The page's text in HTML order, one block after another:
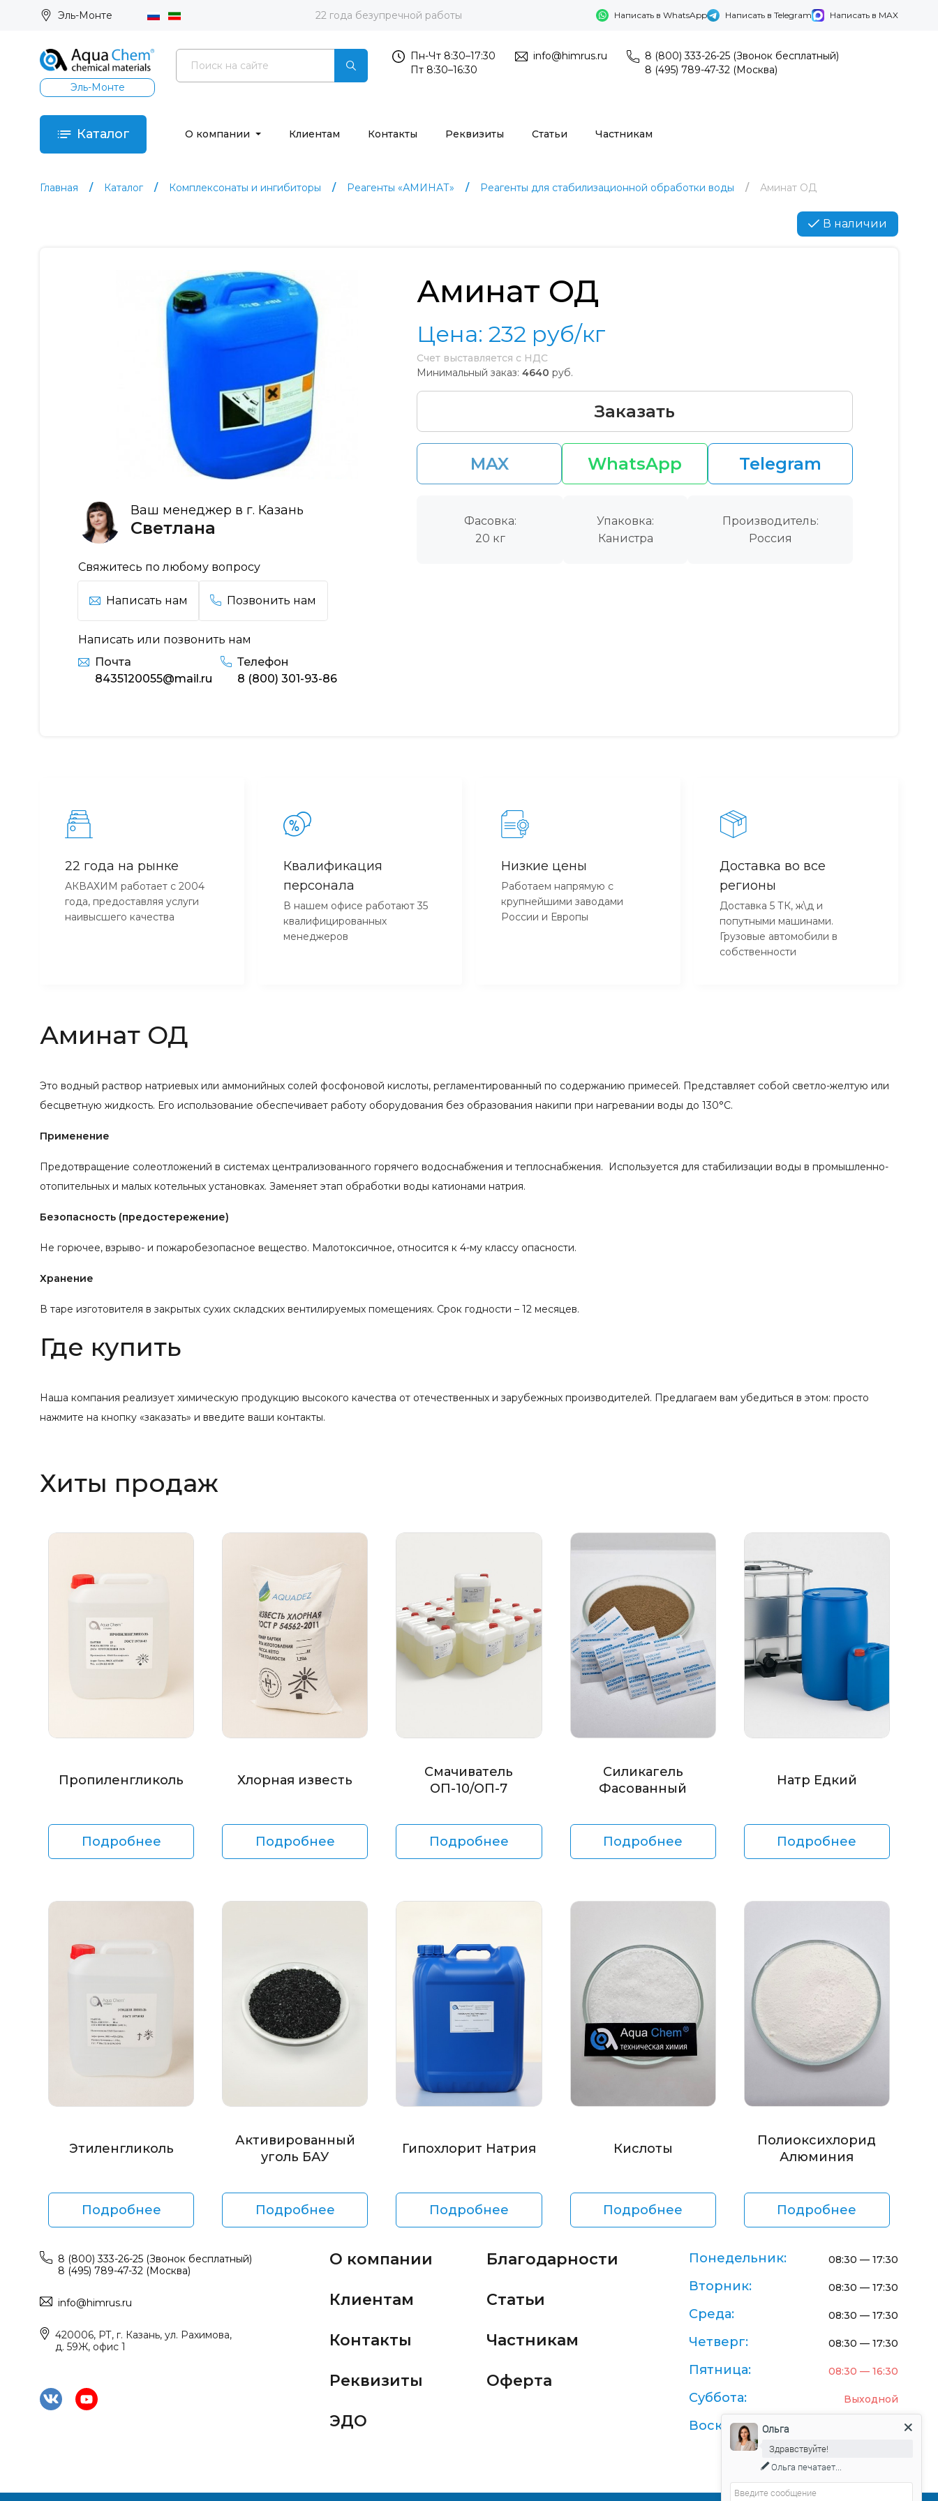
Эль-Монте 22 года безупречной работы Написать в WhatsApp Написать в Telegram Написать в MAX
Эль-Монте
Пн-Чт 8:30–17:30
Пт 8:30–16:30
info@himrus.ru
8 (800) 333-26-25 (Звонок бесплатный)
8 (495) 789-47-32 (Москва)
Каталог О компании Клиентам Контакты Реквизиты Статьи Частникам
Главная Каталог Комплексонаты и ингибиторы Реагенты «АМИНАТ» Реагенты для стабилизационной обработки воды Аминат ОД
В наличии
Ваш менеджер в г. Казань
Светлана
Свяжитесь по любому вопросу
Написать нам Позвонить нам
Написать или позвонить нам
Почта
8435120055@mail.ru
Телефон
8 (800) 301-93-86
Аминат ОД
Цена: 232 руб/кг
Счет выставляется с НДС
Минимальный заказ: 4640 руб.
Заказать
MAX WhatsApp Telegram
Фасовка:
20 кг
Упаковка:
Канистра
Производитель:
Россия
22 года на рынке
АКВАХИМ работает с 2004
года, предоставляя услуги
наивысшего качества
Квалификация
персонала
В нашем офисе работают 35
квалифицированных
менеджеров
Низкие цены
Работаем напрямую с
крупнейшими заводами
России и Европы
Доставка во все
регионы
Доставка 5 ТК, ж\д и
попутными машинами.
Грузовые автомобили в
собственности
Аминат ОД
Это водный раствор натриевых или аммонийных солей фосфоновой кислоты, регламентированный по содержанию примесей. Представляет собой светло-желтую или
бесцветную жидкость. Его использование обеспечивает работу оборудования без образования накипи при нагревании воды до 130°С.
Применение
Предотвращение солеотложений в системах централизованного горячего водоснабжения и теплоснабжения. Используется для стабилизации воды в промышленно-
отопительных и малых котельных установках. Заменяет этап обработки воды катионами натрия.
Безопасность (предостережение)
Не горючее, взрыво- и пожаробезопасное вещество. Малотоксичное, относится к 4-му классу опасности.
Хранение
В таре изготовителя в закрытых сухих складских вентилируемых помещениях. Срок годности – 12 месяцев.
Где купить
Наша компания реализует химическую продукцию высокого качества от отечественных и зарубежных производителей. Предлагаем вам убедиться в этом: просто
нажмите на кнопку «заказать» и введите ваши контакты.
Хиты продаж
Пропиленгликоль
Подробнее
Хлорная известь
Подробнее
Смачиватель
ОП-10/ОП-7
Подробнее
Силикагель
Фасованный
Подробнее
Натр Едкий
Подробнее
Этиленгликоль
Подробнее
Активированный
уголь БАУ
Подробнее
Гипохлорит Натрия
Подробнее
Кислоты
Подробнее
Полиоксихлорид
Алюминия
Подробнее
8 (800) 333-26-25 (Звонок бесплатный)
8 (495) 789-47-32 (Москва)
info@himrus.ru
420006, РТ, г. Казань, ул. Рахимова,
д. 59Ж, офис 1
О компании
Клиентам
Контакты
Реквизиты
ЭДО
Благодарности
Статьи
Частникам
Оферта
Понедельник: 08:30 — 17:30
Вторник: 08:30 — 17:30
Среда: 08:30 — 17:30
Четверг: 08:30 — 17:30
Пятница: 08:30 — 16:30
Суббота: Выходной
Воскресенье:
Ольга
Здравствуйте!
Ольга печатает...